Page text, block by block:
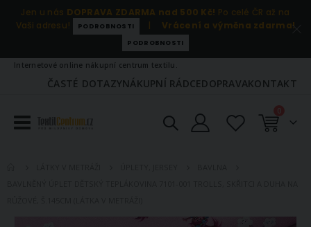
Jen u nás DOPRAVA ZDARMA nad 500 Kč! Po celé ČR až na
Vaši adresu!
PODROBNOSTI | Vrácení a výměna zdarma!
PODROBNOSTI
Internetové online nákupní centrum textilu.
ČASTÉ DOTAZYNÁKUPNÍ RÁDCEDOPRAVAKONTAKT
Košík
0položky